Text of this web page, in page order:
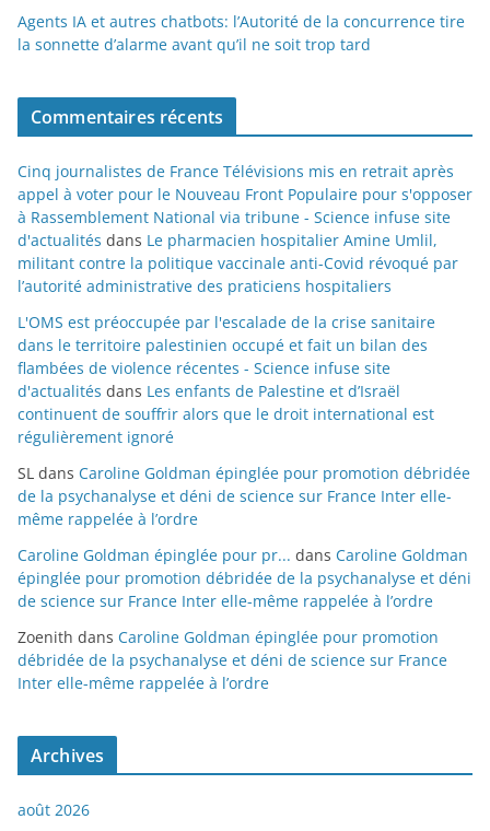
Agents IA et autres chatbots: l’Autorité de la concurrence tire
la sonnette d’alarme avant qu’il ne soit trop tard
Commentaires récents
Cinq journalistes de France Télévisions mis en retrait après
appel à voter pour le Nouveau Front Populaire pour s'opposer
à Rassemblement National via tribune - Science infuse site
d'actualités dans Le pharmacien hospitalier Amine Umlil,
militant contre la politique vaccinale anti-Covid révoqué par
l’autorité administrative des praticiens hospitaliers
L'OMS est préoccupée par l'escalade de la crise sanitaire
dans le territoire palestinien occupé et fait un bilan des
flambées de violence récentes - Science infuse site
d'actualités dans Les enfants de Palestine et d’Israël
continuent de souffrir alors que le droit international est
régulièrement ignoré
SL dans Caroline Goldman épinglée pour promotion débridée
de la psychanalyse et déni de science sur France Inter elle-
même rappelée à l’ordre
Caroline Goldman épinglée pour pr... dans Caroline Goldman
épinglée pour promotion débridée de la psychanalyse et déni
de science sur France Inter elle-même rappelée à l’ordre
Zoenith dans Caroline Goldman épinglée pour promotion
débridée de la psychanalyse et déni de science sur France
Inter elle-même rappelée à l’ordre
Archives
août 2026